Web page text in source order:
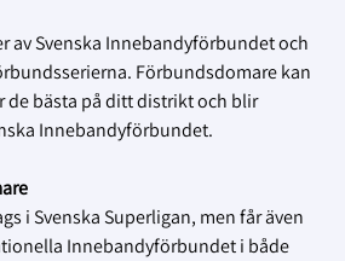
av Svenska Innebandyförbundet och
Förbundsdomare kan
bästa på ditt distrikt och blir
Innebandyförbundet.
i Svenska Superligan, men får även
Innebandyförbundet i både